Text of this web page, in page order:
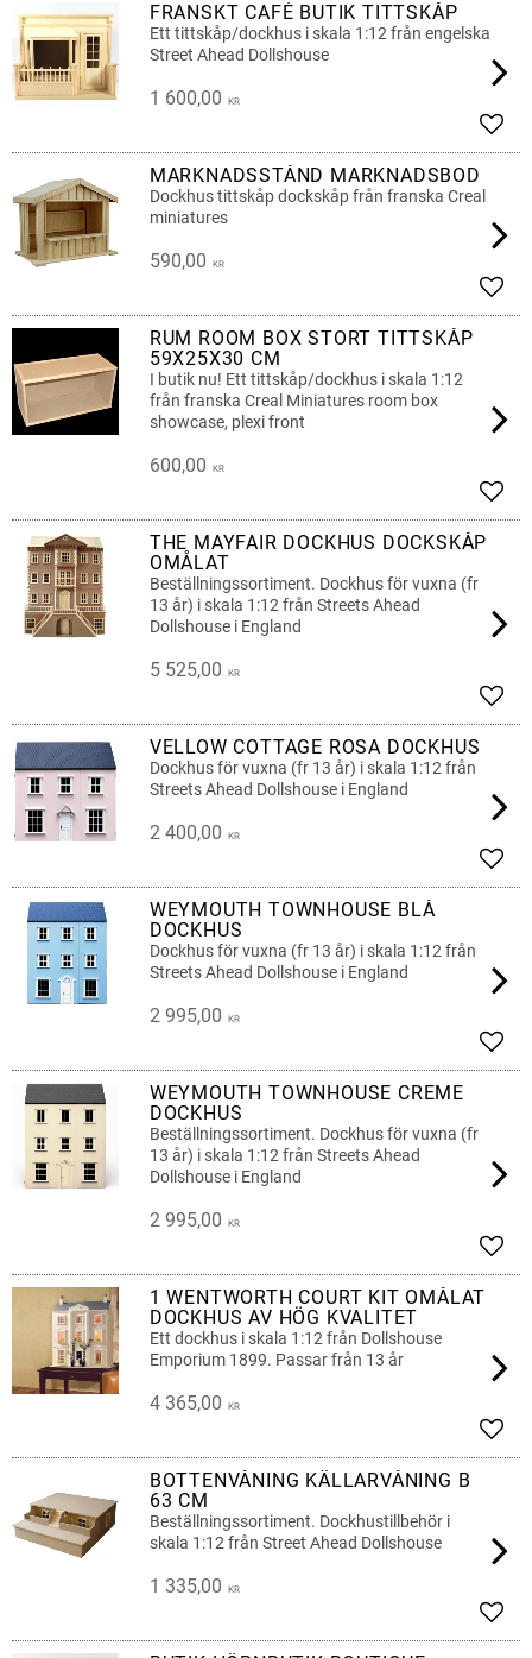
FRANSKT CAFÉ BUTIK TITTSKÅP
Ett tittskåp/dockhus i skala 1:12 från engelska
Street Ahead Dollshouse
1 600,00 KR
Add
MARKNADSSTÅND MARKNADSBOD
Dockhus tittskåp dockskåp från franska Creal
miniatures
590,00 KR
Add
RUM ROOM BOX STORT TITTSKÅP
59X25X30 CM
I butik nu! Ett tittskåp/dockhus i skala 1:12
från franska Creal Miniatures room box
showcase, plexi front
600,00 KR
Add
THE MAYFAIR DOCKHUS DOCKSKÅP
OMÅLAT
Beställningssortiment. Dockhus för vuxna (fr
13 år) i skala 1:12 från Streets Ahead
Dollshouse i England
5 525,00 KR
Add
VELLOW COTTAGE ROSA DOCKHUS
Dockhus för vuxna (fr 13 år) i skala 1:12 från
Streets Ahead Dollshouse i England
2 400,00 KR
Add
WEYMOUTH TOWNHOUSE BLÅ
DOCKHUS
Dockhus för vuxna (fr 13 år) i skala 1:12 från
Streets Ahead Dollshouse i England
2 995,00 KR
Add
WEYMOUTH TOWNHOUSE CREME
DOCKHUS
Beställningssortiment. Dockhus för vuxna (fr
13 år) i skala 1:12 från Streets Ahead
Dollshouse i England
2 995,00 KR
Add
1 WENTWORTH COURT KIT OMÅLAT
DOCKHUS AV HÖG KVALITET
Ett dockhus i skala 1:12 från Dollshouse
Emporium 1899. Passar från 13 år
4 365,00 KR
Add
BOTTENVÅNING KÄLLARVÅNING B
63 CM
Beställningssortiment. Dockhustillbehör i
skala 1:12 från Street Ahead Dollshouse
1 335,00 KR
Add